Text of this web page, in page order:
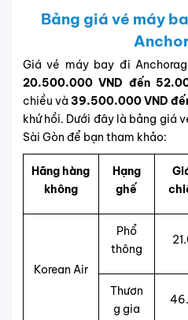
Bảng giá vé máy
Giá vé máy bay đi
20.500.000 VND đến
chiều và 39.500.000 VND
khứ hồi. Dưới đây là bảng giá
Sài Gòn để bạn tham khảo:
Hãng hàng
không
Hạng
ghế
Korean Air
Phổ
thông
Thươn
g gia